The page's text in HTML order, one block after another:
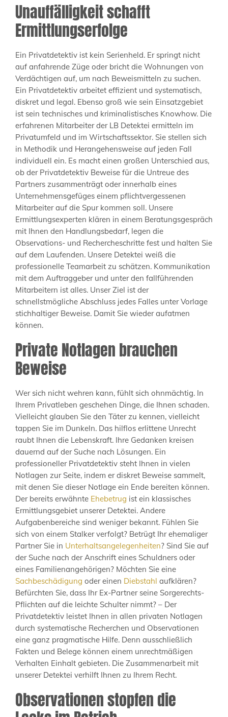
Unauffälligkeit schafft
Ermittlungserfolge
Ein Privatdetektiv ist kein Serienheld. Er springt nicht
auf anfahrende Züge oder bricht die Wohnungen von
Verdächtigen auf, um nach Beweismitteln zu suchen.
Ein Privatdetektiv arbeitet effizient und systematisch,
diskret und legal. Ebenso groß wie sein Einsatzgebiet
ist sein technisches und kriminalistisches Knowhow. Die
erfahrenen Mitarbeiter der LB Detektei ermitteln im
Privatumfeld und im Wirtschaftssektor. Sie stellen sich
in Methodik und Herangehensweise auf jeden Fall
individuell ein. Es macht einen großen Unterschied aus,
ob der Privatdetektiv Beweise für die Untreue des
Partners zusammenträgt oder innerhalb eines
Unternehmensgefüges einem pflichtvergessenen
Mitarbeiter auf die Spur kommen soll. Unsere
Ermittlungsexperten klären in einem Beratungsgespräch
mit Ihnen den Handlungsbedarf, legen die
Observations- und Rechercheschritte fest und halten Sie
auf dem Laufenden. Unsere Detektei weiß die
professionelle Teamarbeit zu schätzen. Kommunikation
mit dem Auftraggeber und unter den fallführenden
Mitarbeitern ist alles. Unser Ziel ist der
schnellstmögliche Abschluss jedes Falles unter Vorlage
stichhaltiger Beweise. Damit Sie wieder aufatmen
können.
Private Notlagen brauchen
Beweise
Wer sich nicht wehren kann, fühlt sich ohnmächtig. In
Ihrem Privatleben geschehen Dinge, die Ihnen schaden.
Vielleicht glauben Sie den Täter zu kennen, vielleicht
tappen Sie im Dunkeln. Das hilflos erlittene Unrecht
raubt Ihnen die Lebenskraft. Ihre Gedanken kreisen
dauernd auf der Suche nach Lösungen. Ein
professioneller Privatdetektiv steht Ihnen in vielen
Notlagen zur Seite, indem er diskret Beweise sammelt,
mit denen Sie dieser Notlage ein Ende bereiten können.
Der bereits erwähnte Ehebetrug ist ein klassisches
Ermittlungsgebiet unserer Detektei. Andere
Aufgabenbereiche sind weniger bekannt. Fühlen Sie
sich von einem Stalker verfolgt? Betrügt Ihr ehemaliger
Partner Sie in Unterhaltsangelegenheiten? Sind Sie auf
der Suche nach der Anschrift eines Schuldners oder
eines Familienangehörigen? Möchten Sie eine
Sachbeschädigung oder einen Diebstahl aufklären?
Befürchten Sie, dass Ihr Ex-Partner seine Sorgerechts-
Pflichten auf die leichte Schulter nimmt? – Der
Privatdetektiv leistet Ihnen in allen privaten Notlagen
durch systematische Recherchen und Observationen
eine ganz pragmatische Hilfe. Denn ausschließlich
Fakten und Belege können einem unrechtmäßigen
Verhalten Einhalt gebieten. Die Zusammenarbeit mit
unserer Detektei verhilft Ihnen zu Ihrem Recht.
Observationen stopfen die